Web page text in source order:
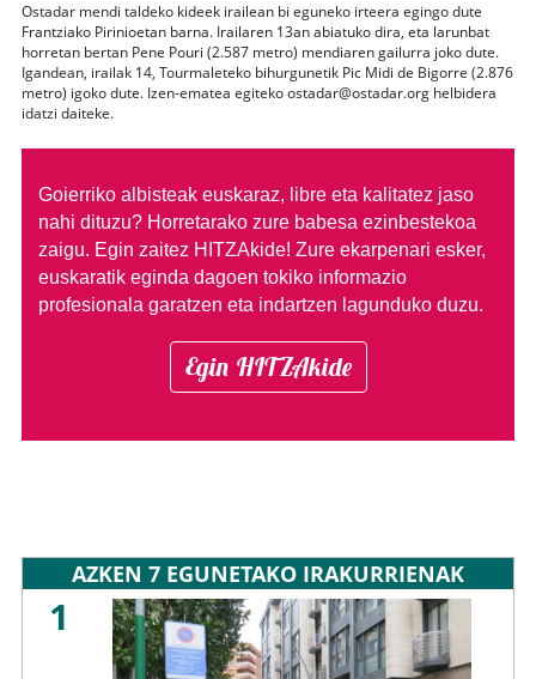
Ostadar mendi taldeko kideek irailean bi eguneko irteera egingo dute
Frantziako Pirinioetan barna. Irailaren 13an abiatuko dira, eta larunbat
horretan bertan Pene Pouri (2.587 metro) mendiaren gailurra joko dute.
Igandean, irailak 14, Tourmaleteko bihurgunetik Pic Midi de Bigorre (2.876
metro) igoko dute. Izen-ematea egiteko ostadar@ostadar.org helbidera
idatzi daiteke.
Goierriko albisteak euskaraz, libre eta kalitatez jaso
nahi dituzu? Horretarako zure babesa ezinbestekoa
zaigu. Egin zaitez HITZAkide! Zure ekarpenari esker,
euskaratik eginda dagoen tokiko informazio
profesionala garatzen eta indartzen lagunduko duzu.
Egin HITZAkide
AZKEN 7 EGUNETAKO IRAKURRIENAK
1